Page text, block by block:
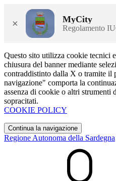
× MyCity
Regolamento
Questo sito utilizza cookie tecnici
chiusura del banner mediante
contraddistinto dalla X o tramite il
navigazione" comporta la
assenza di cookie o altri strumenti
sopracitati.
COOKIE POLICY
Continua la navigazione
Regione Autonoma della Sardegna